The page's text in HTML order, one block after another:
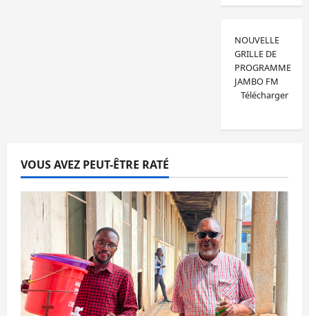
NOUVELLE
GRILLE DE
PROGRAMME
JAMBO FM
Télécharger
VOUS AVEZ PEUT-ÊTRE RATÉ